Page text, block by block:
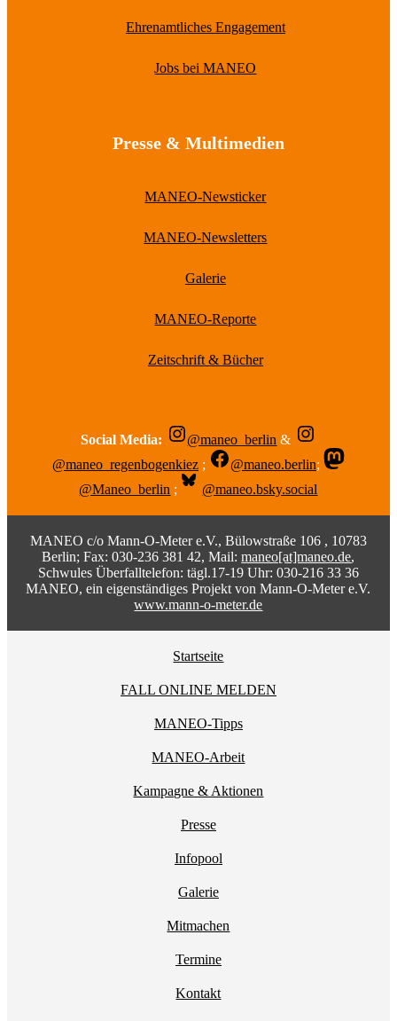
Ehrenamtliches Engagement
Jobs bei MANEO
Presse & Multimedien
MANEO-Newsticker
MANEO-Newsletters
Galerie
MANEO-Reporte
Zeitschrift & Bücher
Social Media: @maneo_berlin &
@maneo_regenbogenkiez ; @maneo.berlin;
@Maneo_berlin ; @maneo.bsky.social
MANEO c/o Mann-O-Meter e.V., Bülowstraße 106 , 10783
Berlin; Fax: 030-236 381 42, Mail:maneo[at]maneo.de,
Schwules Überfalltelefon: tägl.17-19 Uhr: 030-216 33 36
MANEO, ein eigenständiges Projekt von Mann-O-Meter e.V.
www.mann-o-meter.de
Startseite
FALL ONLINE MELDEN
MANEO-Tipps
MANEO-Arbeit
Kampagne & Aktionen
Presse
Infopool
Galerie
Mitmachen
Termine
Kontakt